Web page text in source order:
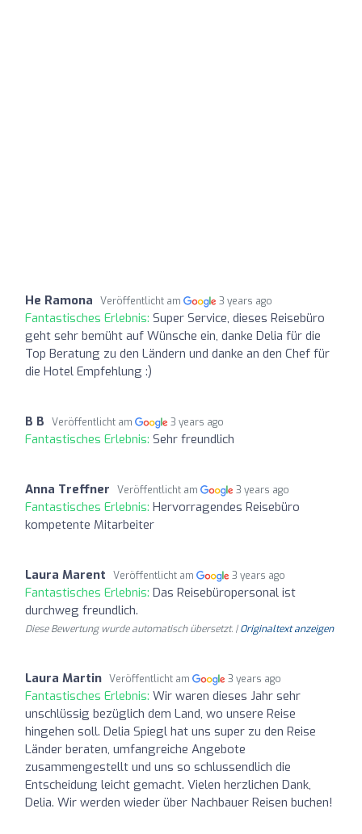
He Ramona Veröffentlicht am 3 years ago
Fantastisches Erlebnis: Super Service, dieses Reisebüro
geht sehr bemüht auf Wünsche ein, danke Delia für die
Top Beratung zu den Ländern und danke an den Chef für
die Hotel Empfehlung :)
B B Veröffentlicht am 3 years ago
Fantastisches Erlebnis: Sehr freundlich
Anna Treffner Veröffentlicht am 3 years ago
Fantastisches Erlebnis: Hervorragendes Reisebüro
kompetente Mitarbeiter
Laura Marent Veröffentlicht am 3 years ago
Fantastisches Erlebnis: Das Reisebüropersonal ist
durchweg freundlich.
Diese Bewertung wurde automatisch übersetzt. |Originaltext anzeigen
Laura Martin Veröffentlicht am 3 years ago
Fantastisches Erlebnis: Wir waren dieses Jahr sehr
unschlüssig bezüglich dem Land, wo unsere Reise
hingehen soll. Delia Spiegl hat uns super zu den Reise
Länder beraten, umfangreiche Angebote
zusammengestellt und uns so schlussendlich die
Entscheidung leicht gemacht. Vielen herzlichen Dank,
Delia. Wir werden wieder über Nachbauer Reisen buchen!